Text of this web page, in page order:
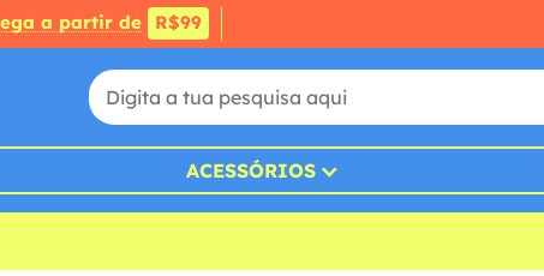
a partir de R$99
ACESSÓRIOS